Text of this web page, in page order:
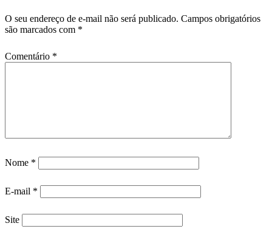
O seu endereço de e-mail não será publicado. Campos obrigatórios
são marcados com *
Comentário *
Nome *
E-mail *
Site